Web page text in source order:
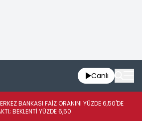
Canlı
BANKASI FAİZ ORANINI YÜZDE 6,50'DE
BEKLENTİ YÜZDE 6,50